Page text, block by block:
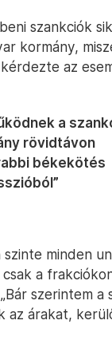
szankciók
kormány,
az
a
rövidtávon
békekötés
minden
a
szerintem a
az árakat,